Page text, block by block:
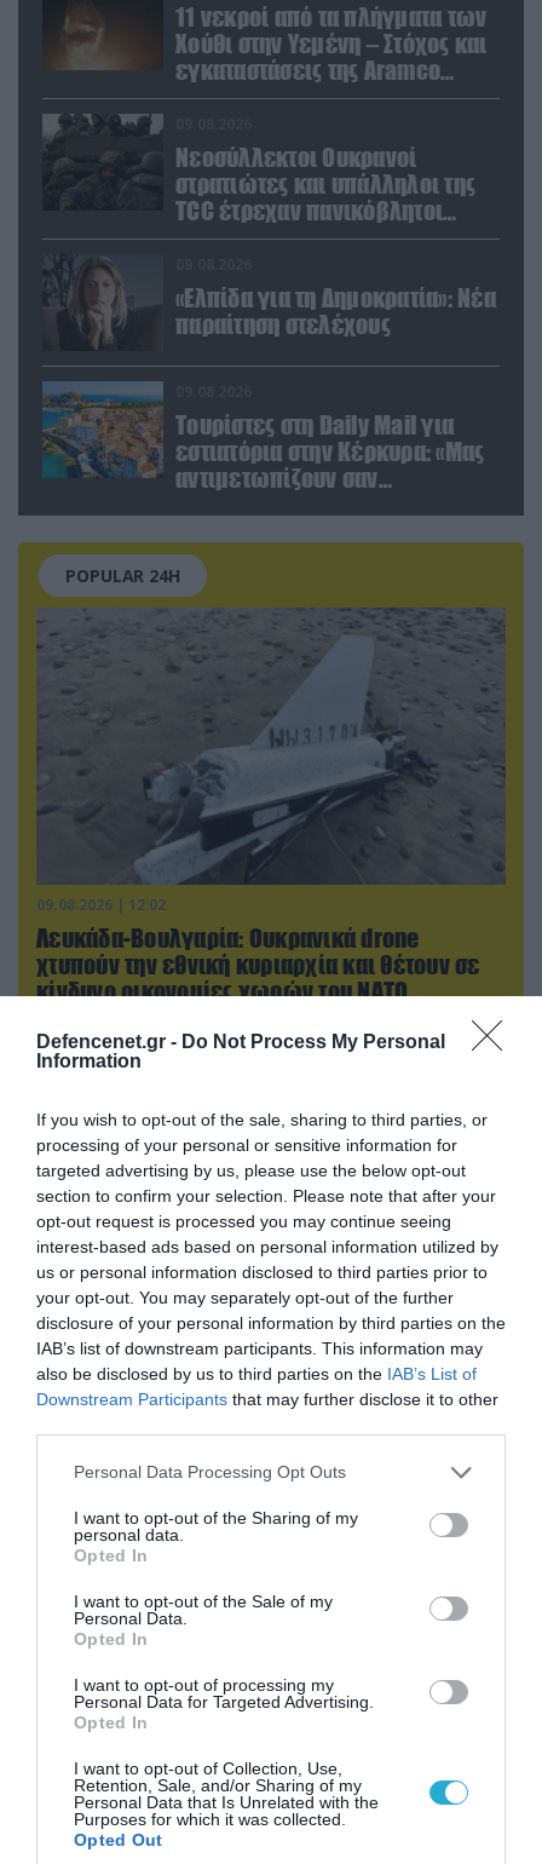
Defencenet.gr - Do Not Process My Personal
Information
If you wish to opt-out of the sale, sharing to third parties, or
processing of your personal or sensitive information for
targeted advertising by us, please use the below opt-out
section to confirm your selection. Please note that after your
opt-out request is processed you may continue seeing
interest-based ads based on personal information utilized by
us or personal information disclosed to third parties prior to
your opt-out. You may separately opt-out of the further
disclosure of your personal information by third parties on the
IAB’s list of downstream participants. This information may
also be disclosed by us to third parties on the IAB’s List of
Downstream Participants that may further disclose it to other
Please note that this website/app uses one or more Google
not limited to your visit or usage behaviour. You may click to
grant or deny consent to Google and its third-party tags to
use your data for below specified purposes in below Google
consent section.
Personal Data Processing Opt Outs
I want to opt-out of the Sharing of my
personal data.
Opted In
I want to opt-out of the Sale of my
Personal Data.
Opted In
I want to opt-out of processing my
Personal Data for Targeted Advertising.
Opted In
I want to opt-out of Collection, Use,
Retention, Sale, and/or Sharing of my
Personal Data that Is Unrelated with the
Purposes for which it was collected.
Opted Out
11 νεκροί από τα πλήγματα των
Χούθι στην Υεμένη – Στόχος και
εγκαταστάσεις της Aramco
(βίντεο)
Νεοσύλλεκτοι Ουκρανοί
στρατιώτες και υπάλληλοι της
TCC έτρεχαν πανικόβλητοι
αλλά… εξοντώθηκαν – Δείτε
«Ελπίδα για τη Δημοκρατία»: Νέα
παραίτηση στελέχους
Τουρίστες στη Daily Mail για
εστιατόρια στην Κέρκυρα: «Μας
αντιμετωπίζουν σαν
POPULAR 24H
09.08.2026 | 12:02
Λευκάδα-Βουλγαρία: Ουκρανικά drone
χτυπούν την εθνική κυριαρχία και θέτουν σε
κίνδυνο οικονομίες χωρών του ΝΑΤΟ
09.08.2026 | 19:02
Η Τουρκία… προειδοποιεί την Ευρώπη: «Μην
εξοργίζετε την Ρωσία»
Οι Χούθι δοκιμάζουν της αμυντική συμμαχία
Τουρκίας-Σ.Αραβίας – Το παράδοξο των
ελληνικών Patriot στην περιοχή